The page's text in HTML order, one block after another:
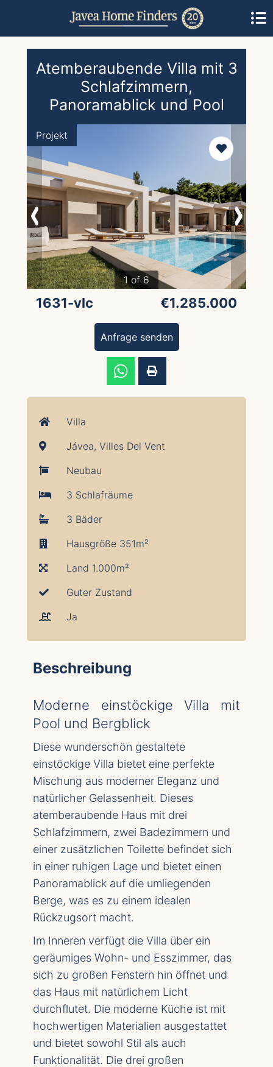
Atemberaubende Villa mit 3
Schlafzimmern,
Panoramablick und Pool
1 of 6
Projekt
1631-vlc €1.285.000
Anfrage senden
Villa
Jávea, Villes Del Vent
Neubau
3 Schlafräume
3 Bäder
Hausgröße 351m²
Land 1.000m²
Guter Zustand
Ja
Beschreibung
Moderne einstöckige Villa mit
Pool und Bergblick
Diese wunderschön gestaltete
einstöckige Villa bietet eine perfekte
Mischung aus moderner Eleganz und
natürlicher Gelassenheit. Dieses
atemberaubende Haus mit drei
Schlafzimmern, zwei Badezimmern und
einer zusätzlichen Toilette befindet sich
in einer ruhigen Lage und bietet einen
Panoramablick auf die umliegenden
Berge, was es zu einem idealen
Rückzugsort macht.
Im Inneren verfügt die Villa über ein
geräumiges Wohn- und Esszimmer, das
sich zu großen Fenstern hin öffnet und
das Haus mit natürlichem Licht
durchflutet. Die moderne Küche ist mit
hochwertigen Materialien ausgestattet
und bietet sowohl Stil als auch
Funktionalität. Die drei großen